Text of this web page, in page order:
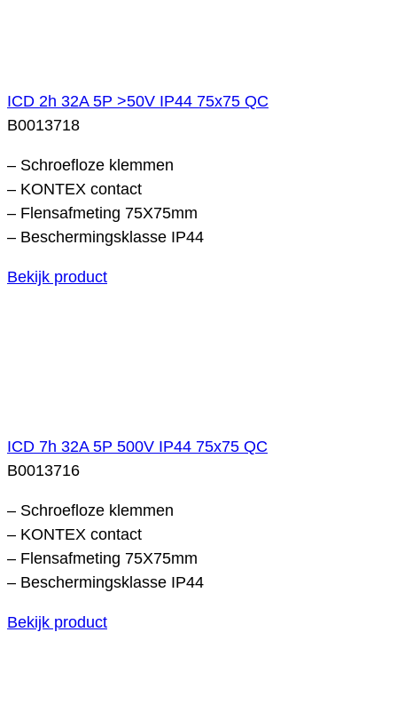
ICD 2h 32A 5P >50V IP44 75x75 QC
B0013718
– Schroefloze klemmen
– KONTEX contact
– Flensafmeting 75X75mm
– Beschermingsklasse IP44
Bekijk product
ICD 7h 32A 5P 500V IP44 75x75 QC
B0013716
– Schroefloze klemmen
– KONTEX contact
– Flensafmeting 75X75mm
– Beschermingsklasse IP44
Bekijk product